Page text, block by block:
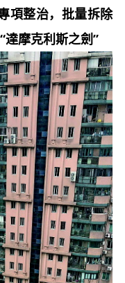
項整治，批量拆除
達摩克利斯之劍”